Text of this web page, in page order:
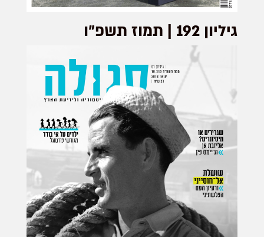
גיליון 192 | תמוז תשפ"ו